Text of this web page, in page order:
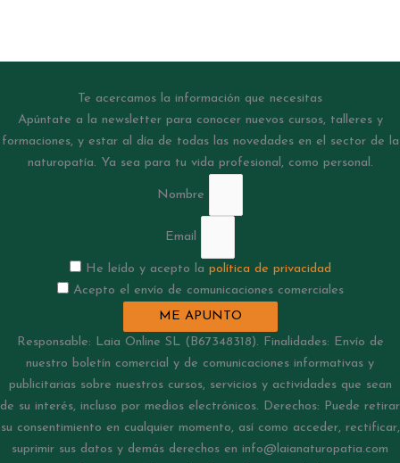
Te acercamos la información que necesitas
Apúntate a la newsletter para conocer nuevos cursos, talleres y
formaciones, y estar al día de todas las novedades en el sector de la
naturopatía. Ya sea para tu vida profesional, como personal.
Nombre
Email
He leído y acepto la política de privacidad
Acepto el envío de comunicaciones comerciales
ME APUNTO
Responsable: Laia Online SL (B67348318). Finalidades: Envío de
nuestro boletín comercial y de comunicaciones informativas y
publicitarias sobre nuestros cursos, servicios y actividades que sean
de su interés, incluso por medios electrónicos. Derechos: Puede retirar
su consentimiento en cualquier momento, así como acceder, rectificar,
suprimir sus datos y demás derechos en info@laianaturopatia.com